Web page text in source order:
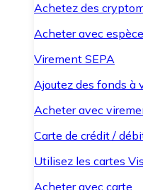
Achetez des
Acheter avec
Virement SEPA
Ajoutez des fonds à
Acheter avec
Carte de crédit /
Utilisez les cartes
Acheter avec carte